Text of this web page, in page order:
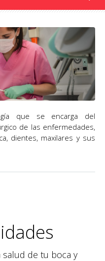
que se encarga del
de las enfermedades,
dientes, maxilares y sus
de tu boca y